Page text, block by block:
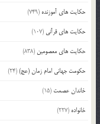
حکایت های آموزنده (749)
حکایت های قرآنی (107)
حکایت های معصومین (838)
حکومت جهانی امام زمان (عج)(24)
خاندان عصمت (15)
خانواده (227)